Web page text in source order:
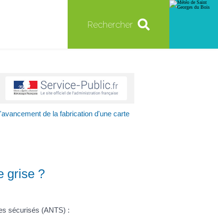
Rechercher
de la fabrication d'une carte
grise ?
sécurisés (ANTS) :